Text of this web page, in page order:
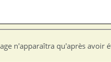
n'apparaîtra qu'après avoir